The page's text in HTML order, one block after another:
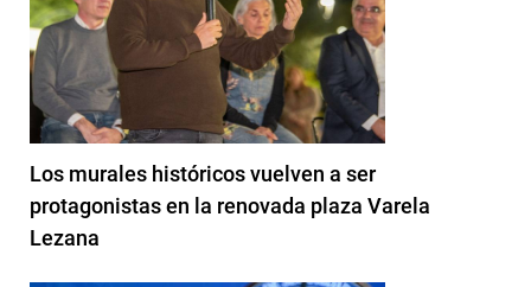
Los murales históricos vuelven a ser
protagonistas en la renovada plaza Varela
Lezana